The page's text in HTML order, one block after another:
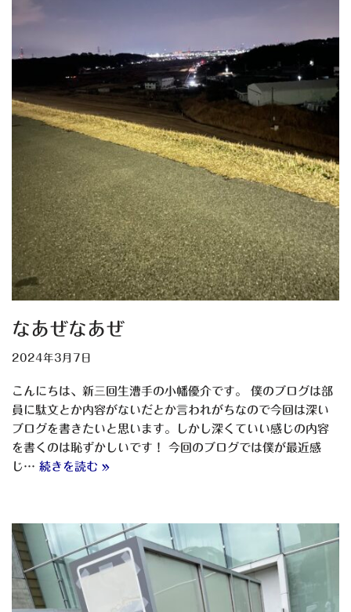
なあぜなあぜ
2024年3月7日
こんにちは、新三回生漕手の小幡優介です。 僕のブログは部
員に駄文とか内容がないだとか言われがちなので今回は深い
ブログを書きたいと思います。しかし深くていい感じの内容
を書くのは恥ずかしいです！ 今回のブログでは僕が最近感
じ… 続きを読む »